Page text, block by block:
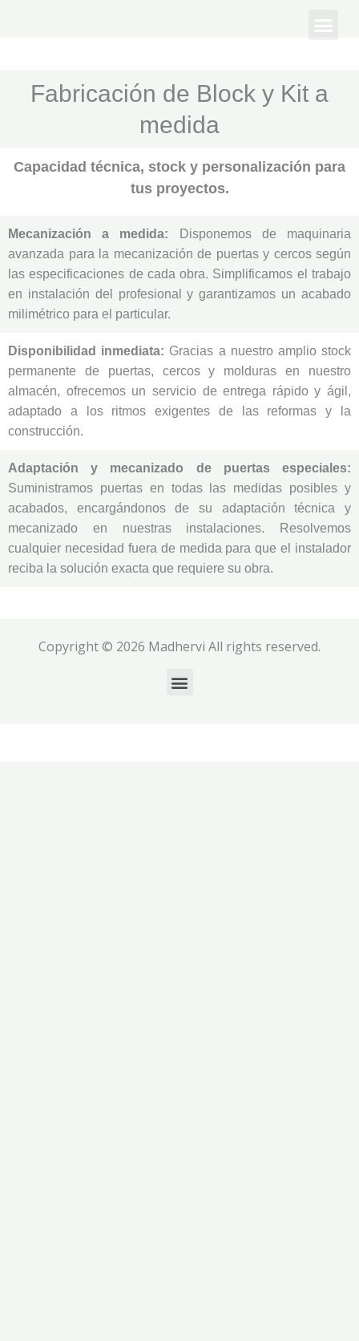
u
Fabricación de Block y Kit a
medida
Capacidad técnica, stock y personalización para
tus proyectos.
Mecanización a medida: Disponemos de maquinaria
avanzada para la mecanización de puertas y cercos según
las especificaciones de cada obra. Simplificamos el trabajo
en instalación del profesional y garantizamos un acabado
milimétrico para el particular.
Disponibilidad inmediata: Gracias a nuestro amplio stock
permanente de puertas, cercos y molduras en nuestro
almacén, ofrecemos un servicio de entrega rápido y ágil,
adaptado a los ritmos exigentes de las reformas y la
construcción.
Adaptación y mecanizado de puertas especiales:
Suministramos puertas en todas las medidas posibles y
acabados, encargándonos de su adaptación técnica y
mecanizado en nuestras instalaciones. Resolvemos
cualquier necesidad fuera de medida para que el instalador
reciba la solución exacta que requiere su obra.
Copyright © 2026 Madhervi All rights reserved.
Menu